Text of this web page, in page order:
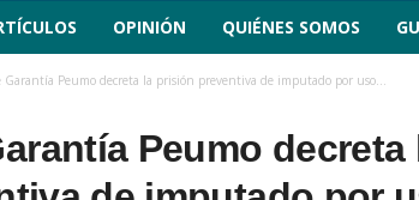
OPINIÓN QUIÉNES SOMOS
Garantía Peumo decreta la prisión preventiva de imputado por uso...
Peumo decreta